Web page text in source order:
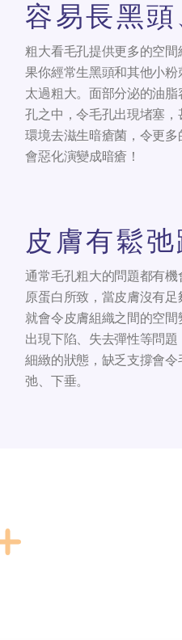
容易長黑頭
粗大看毛孔提供更多的空
果你經常生黑頭和其他小
太過粗大。面部分泌的油
孔之中，令毛孔出現堵塞
環境去滋生暗瘡菌，令更
會惡化演變成暗瘡！
皮膚有鬆弛
通常毛孔粗大的問題都有
原蛋白所致，當皮膚沒有足
就會令皮膚組織之間的空
出現下陷、失去彈性等問
細緻的狀態，缺乏支撐會
弛、下垂。